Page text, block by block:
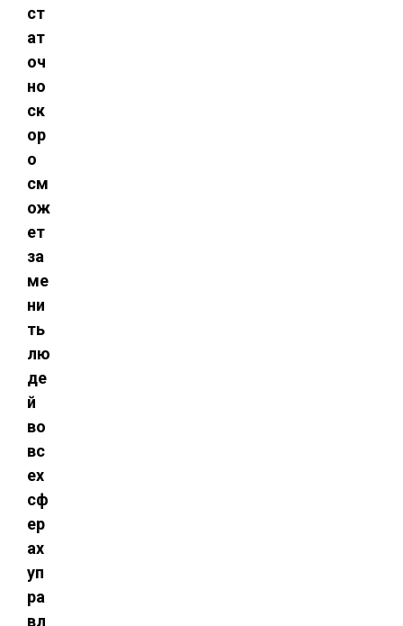
ст
ат
оч
но
ск
ор
о
см
ож
ет
за
ме
ни
ть
лю
де
й
во
вс
ех
сф
ер
ах
уп
ра
вл